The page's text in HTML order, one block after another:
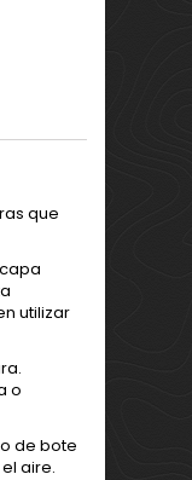
que
utilizar
o
de bote
aire.